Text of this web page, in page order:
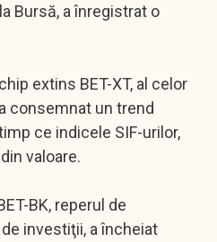
Bursă, a înregistrat o
extins BET-XT, al celor
consemnat un trend
ce indicele SIF-urilor,
valoare.
BK, reperul de
investiţii, a încheiat